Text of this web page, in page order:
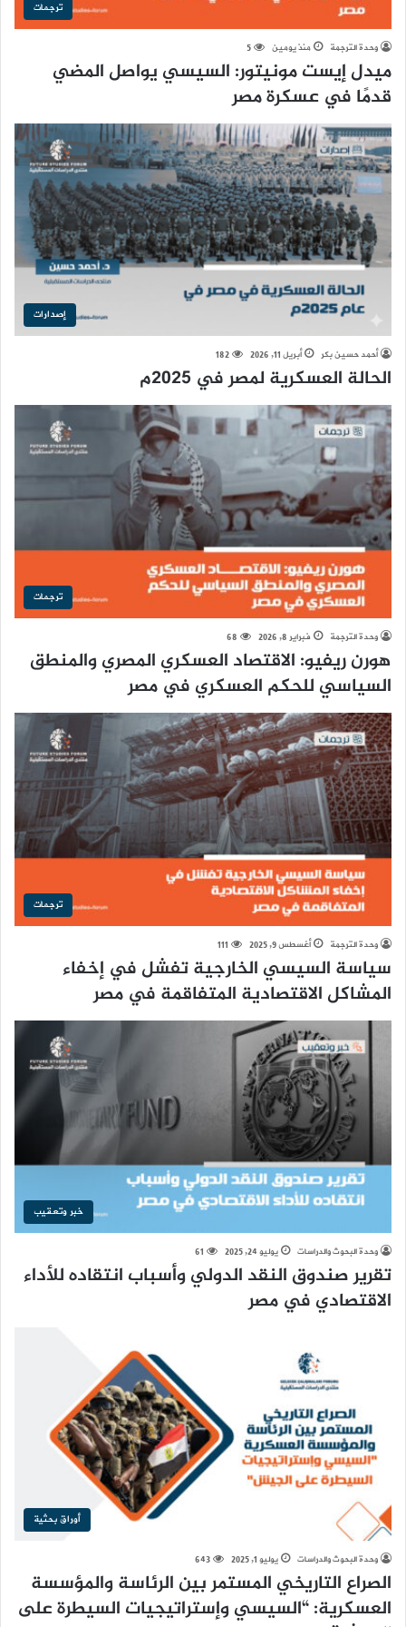
ترجمات
وحدة الترجمة منذ يومين 5
ميدل إيست مونيتور: السيسي يواصل المضي
قدمًا في عسكرة مصر
إصدارات
أحمد حسين بكر أبريل 11, 2026 182
الحالة العسكرية لمصر في 2025م
ترجمات
وحدة الترجمة فبراير 8, 2026 68
هورن ريفيو: الاقتصاد العسكري المصري والمنطق
السياسي للحكم العسكري في مصر
ترجمات
وحدة الترجمة أغسطس 9, 2025 111
سياسة السيسي الخارجية تفشل في إخفاء
المشاكل الاقتصادية المتفاقمة في مصر
خبر وتعقيب
وحدة البحوث والدراسات يوليو 24, 2025 61
تقرير صندوق النقد الدولي وأسباب انتقاده للأداء
الاقتصادي في مصر
أوراق بحثية
وحدة البحوث والدراسات يوليو 1, 2025 643
الصراع التاريخي المستمر بين الرئاسة والمؤسسة
العسكرية: “السيسي وإستراتيجيات السيطرة على